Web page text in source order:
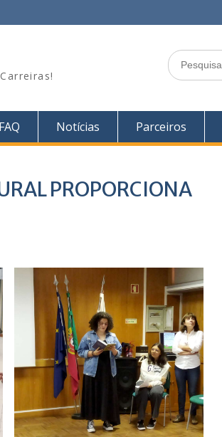
S
e
h
f
:
FAQ Notícias Parceiros
PROPORCIONA